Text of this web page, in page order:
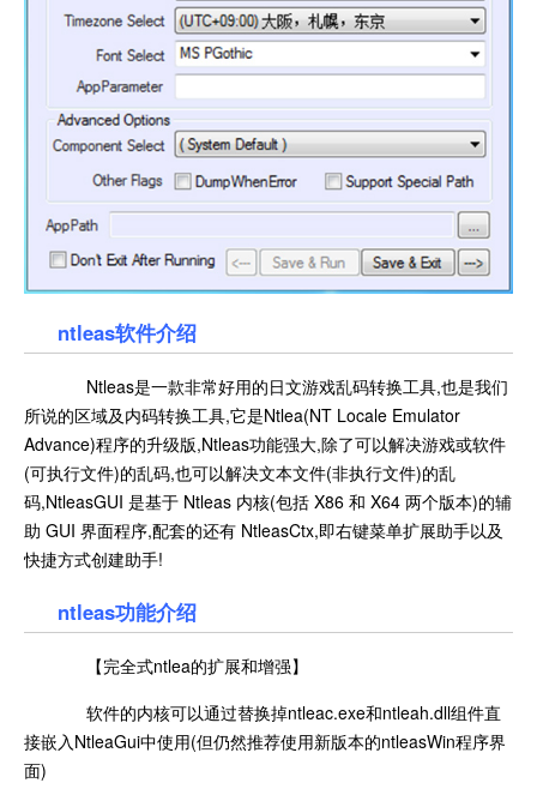
ntleas软件介绍
Ntleas是一款非常好用的日文游戏乱码转换工具,也是我们
所说的区域及内码转换工具,它是Ntlea(NT Locale Emulator
Advance)程序的升级版,Ntleas功能强大,除了可以解决游戏或软件
(可执行文件)的乱码,也可以解决文本文件(非执行文件)的乱
码,NtleasGUI 是基于 Ntleas 内核(包括 X86 和 X64 两个版本)的辅
助 GUI 界面程序,配套的还有 NtleasCtx,即右键菜单扩展助手以及
快捷方式创建助手!
ntleas功能介绍
【完全式ntlea的扩展和增强】
软件的内核可以通过替换掉ntleac.exe和ntleah.dll组件直
接嵌入NtleaGui中使用(但仍然推荐使用新版本的ntleasWin程序界
面)